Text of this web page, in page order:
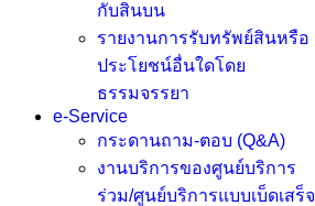
กับสินบน
รายงานการรับทรัพย์สินหรือ
ประโยชน์อื่นใดโดย
ธรรมจรรยา
e-Service
กระดานถาม-ตอบ (Q&A)
งานบริการของศูนย์บริการ
ร่วม/ศูนย์บริการแบบเบ็ดเสร็จ